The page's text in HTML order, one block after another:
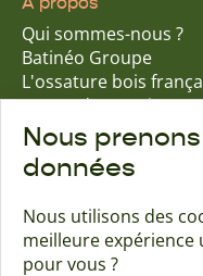
Qui sommes-nous ?
Batinéo Groupe
L'ossature bois
15 ans d'expertise
Nos engagements
Nos garanties
Trouver une
Nous
données
Nous utilisons des
meilleure expérience
pour vous ?